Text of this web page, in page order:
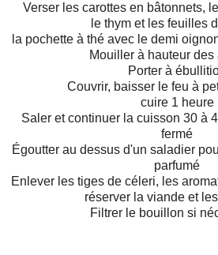
Verser les carottes en bâtonnets,
le thym et les feuilles
la pochette à thé avec le demi
Mouiller à hauteur des
Porter à
Couvrir, baisser le feu à
cuire 1 heure
Saler et continuer la cuisson 30 à
fermé
Égoutter au dessus d'un saladier
parfumé
Enlever les tiges de céleri, les
réserver la viande et
Filtrer le bouillon si